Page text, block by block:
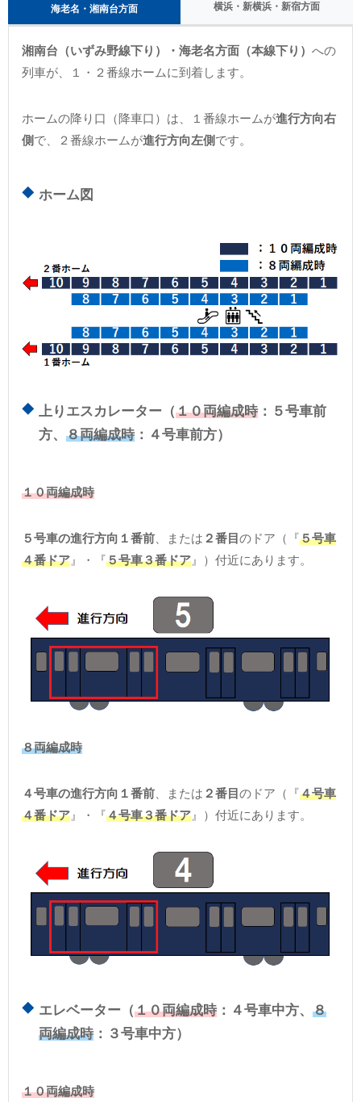
海老名・湘南台方面 横浜・新横浜・新宿方面
湘南台（いずみ野線下り）・海老名方面（本線下り） への
列車が、１・２番線ホームに到着します。
ホームの降り口（降車口）は、１番線ホームが進行方向右
側で、２番線ホームが進行方向左側です。
ホーム図
上りエスカレーター（１０両編成時 ：５号車前
方、８両編成時 ：４号車前方）
１０両編成時
５号車の進行方向１番前 、または ２番目 のドア（『５号車
４番ドア 』・『５号車３番ドア 』）付近にあります。
８両編成時
４号車の進行方向１番前 、または ２番目 のドア（『４号車
４番ドア 』・『４号車３番ドア 』）付近にあります。
エレベーター（１０両編成時 ：４号車中方、８
両編成時 ：３号車中方）
１０両編成時